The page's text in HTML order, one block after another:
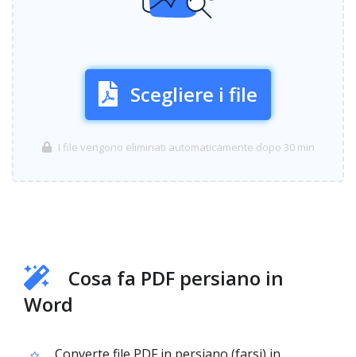
Scegliere i file
I file vengono eliminati automaticamente dopo 30 min
Cosa fa PDF persiano in
Word